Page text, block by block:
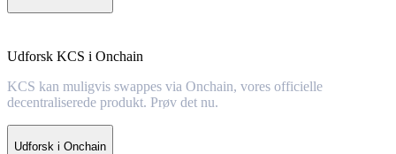
Udforsk KCS i Onchain
KCS kan muligvis swappes via Onchain, vores officielle
decentraliserede produkt. Prøv det nu.
Udforsk i Onchain